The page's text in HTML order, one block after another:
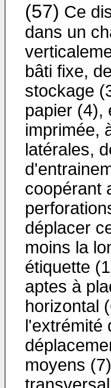
(57) Ce
dans un
bâti fixe,
stockage
papier (4),
imprimée,
latérales,
coopérant
déplacer
moins la
étiquette
aptes à
horizontal
l'extrémité
moyens